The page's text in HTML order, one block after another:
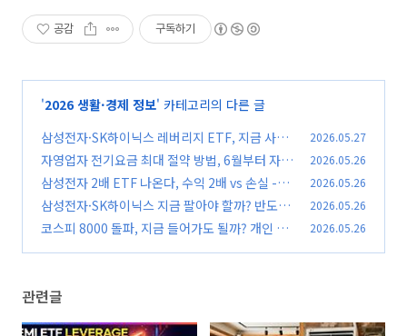
공감 구독하기
'2026 생활·경제 정보' 카테고리의 다른 글
삼성전자·SK하이닉스 레버리지 ETF, 지금 사도
될까?
(0)
2026.05.27
자영업자 전기요금 최대 절약 방법, 6월부터 자동
적용 혜택 핵심 정리
(0)
2026.05.26
삼성전자 2배 ETF 나온다, 수익 2배 vs 손실 -6
0% 진짜 리스크 공개
(0)
2026.05.26
삼성전자·SK하이닉스 지금 팔아야 할까? 반도체
사이클 붕괴 경고 정리 (0)
2026.05.26
코스피 8000 돌파, 지금 들어가도 될까? 개인 투
2026.05.26
관련글